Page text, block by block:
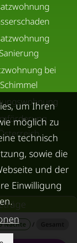
Nächte /
Sanierung
bei
Schimmel
Kurzzeitmiete
um Ihren
möglich zu
technisch
sowie die
und der
Einwilligung